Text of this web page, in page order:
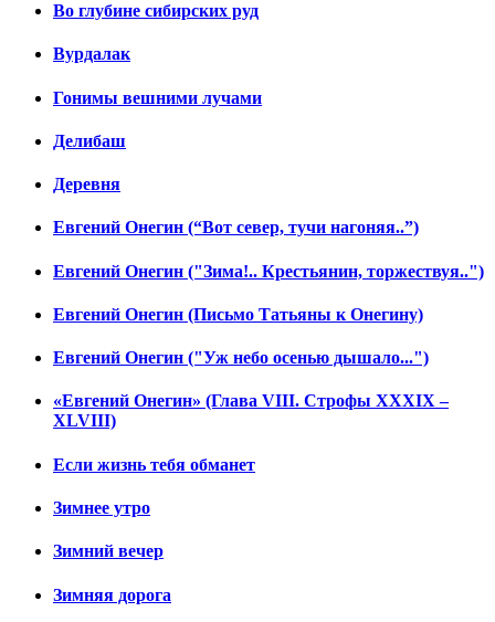
Во глубине сибирских руд
Вурдалак
Гонимы вешними лучами
Делибаш
Деревня
Евгений Онегин (“Вот север, тучи нагоняя..”)
Евгений Онегин ("Зима!.. Крестьянин, торжествуя..")
Евгений Онегин (Письмо Татьяны к Онегину)
Евгений Онегин ("Уж небо осенью дышало...")
«Евгений Онегин» (Глава VIII. Строфы XXXIX –
XLVIII)
Если жизнь тебя обманет
Зимнее утро
Зимний вечер
Зимняя дорога